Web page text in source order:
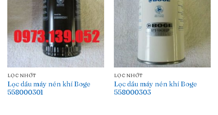
LỌC NHỚT
Lọc dầu máy nén khí Boge
558000301
LỌC NHỚT
Lọc dầu máy nén khí Boge
558000303